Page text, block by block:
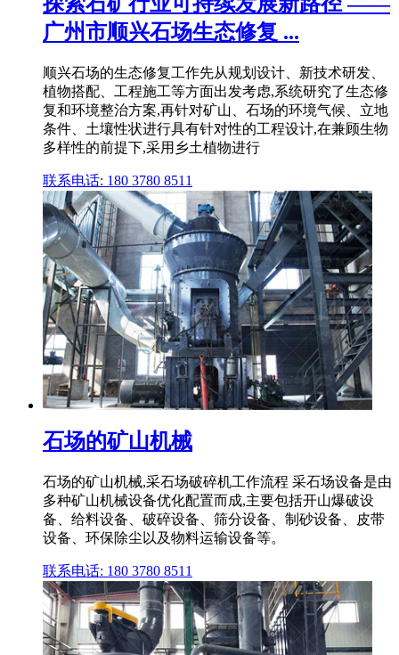
广州市顺兴石场生态修复 ...
顺兴石场的生态修复工作先从规划设计、新技术研发、
植物搭配、工程施工等方面出发考虑,系统研究了生态修
复和环境整治方案,再针对矿山、石场的环境气候、立地
条件、土壤性状进行具有针对性的工程设计,在兼顾生物
多样性的前提下,采用乡土植物进行
联系电话: 180 3780 8511
石场的矿山机械
石场的矿山机械,采石场破碎机工作流程 采石场设备是由
多种矿山机械设备优化配置而成,主要包括开山爆破设
备、给料设备、破碎设备、筛分设备、制砂设备、皮带
设备、环保除尘以及物料运输设备等。
联系电话: 180 3780 8511